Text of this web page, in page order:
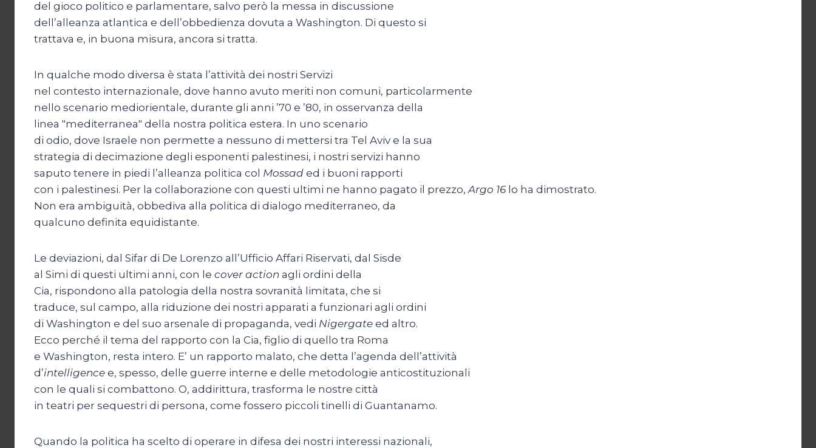
del gioco politico e parlamentare, salvo però la messa in discussione
dell’alleanza atlantica e dell’obbedienza dovuta a Washington. Di questo si
trattava e, in buona misura, ancora si tratta.
In qualche modo diversa è stata l’attività dei nostri Servizi
nel contesto internazionale, dove hanno avuto meriti non comuni, particolarmente
nello scenario mediorientale, durante gli anni ’70 e ’80, in osservanza della
linea "mediterranea" della nostra politica estera. In uno scenario
di odio, dove Israele non permette a nessuno di mettersi tra Tel Aviv e la sua
strategia di decimazione degli esponenti palestinesi, i nostri servizi hanno
saputo tenere in piedi l’alleanza politica col Mossad ed i buoni rapporti
con i palestinesi. Per la collaborazione con questi ultimi ne hanno pagato il prezzo, Argo 16lo ha dimostrato.
Non era ambiguità, obbediva alla politica di dialogo mediterraneo, da
qualcuno definita equidistante.
Le deviazioni, dal Sifar di De Lorenzo all’Ufficio Affari Riservati, dal Sisde
al Simi di questi ultimi anni, con le cover action agli ordini della
Cia, rispondono alla patologia della nostra sovranità limitata, che si
traduce, sul campo, alla riduzione dei nostri apparati a funzionari agli ordini
di Washington e del suo arsenale di propaganda, vedi Nigergate ed altro.
Ecco perché il tema del rapporto con la Cia, figlio di quello tra Roma
e Washington, resta intero. E’ un rapporto malato, che detta l’agenda dell’attività
d’intelligence e, spesso, delle guerre interne e delle metodologie anticostituzionali
con le quali si combattono. O, addirittura, trasforma le nostre città
in teatri per sequestri di persona, come fossero piccoli tinelli di Guantanamo.
Quando la politica ha scelto di operare in difesa dei nostri interessi nazionali,